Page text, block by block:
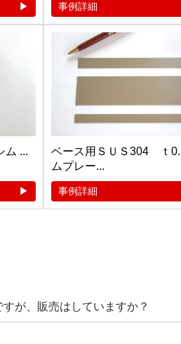
事例詳細
ム ...
ベース用ＳＵＳ304 ｔ
ムプレー...
事例詳細
が、販売はしていますか？